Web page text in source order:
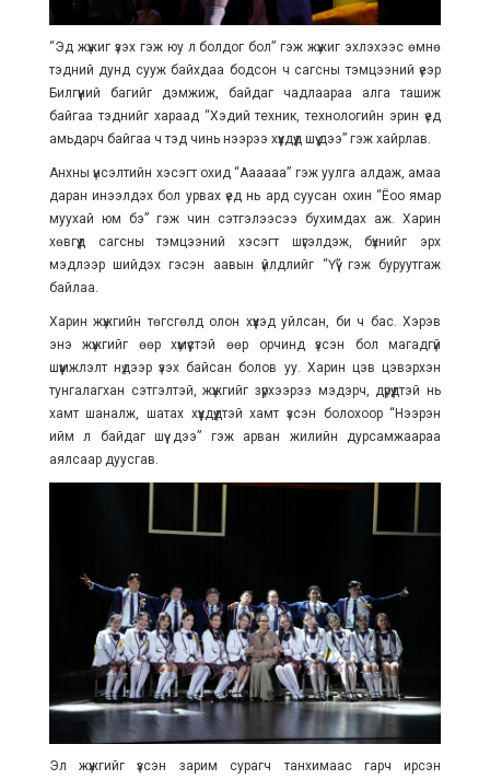
“Эд жүжиг үзэх гэж юу л болдог бол” гэж жүжиг эхлэхээс өмнө
тэдний дунд сууж байхдаа бодсон ч сагсны тэмцээний үеэр
Билгүүний багийг дэмжиж, байдаг чадлаараа алга ташиж
байгаа тэднийг хараад “Хэдий техник, технологийн эрин үед
амьдарч байгаа ч тэд чинь нээрээ хүүхдүүд шүү дээ” гэж хайрлав.
Анхны үнсэлтийн хэсэгт охид “Аааааа” гэж уулга алдаж, амаа
даран инээлдэх бол урвах үед нь ард суусан охин “Ёоо ямар
муухай юм бэ” гэж чин сэтгэлээсээ бухимдах аж. Харин
хөвгүүд сагсны тэмцээний хэсэгт шүгэлдэж, бүхнийг эрх
мэдлээр шийдэх гэсэн аавын үйлдлийг “Үүү” гэж буруутгаж
байлаа.
Харин жүжгийн төгсгөлд олон хүүхэд уйлсан, би ч бас. Хэрэв
энэ жүжгийг өөр хүмүүстэй өөр орчинд үзсэн бол магадгүй
шүүмжлэлт нүдээр үзэх байсан болов уу. Харин цэв цэвэрхэн
тунгалагхан сэтгэлтэй, жүжгийг зүрхээрээ мэдэрч, дүрүүдтэй нь
хамт шаналж, шатах хүүхдүүдтэй хамт үзсэн болохоор “Нээрэн
ийм л байдаг шүү дээ” гэж арван жилийн дурсамжаараа
аялсаар дуусгав.
Эл жүжгийг үзсэн зарим сурагч танхимаас гарч ирсэн